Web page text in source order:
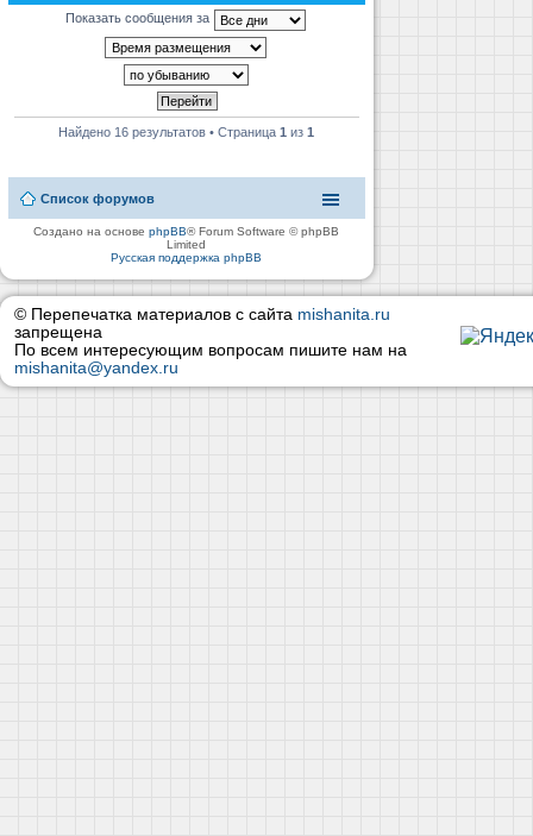
Показать сообщения за
Найдено 16 результатов • Страница1 из1
Список форумов
Создано на основеphpBB® Forum Software © phpBB
Limited
Русская поддержка phpBB
© Перепечатка материалов с сайта mishanita.ru
запрещена
По всем интересующим вопросам пишите нам на
mishanita@yandex.ru